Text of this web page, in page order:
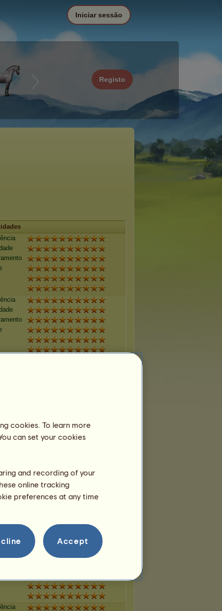
Registo
Iniciar sessão
cookies. To learn more
can set your cookies
and recording of your
online tracking
preferences at any time
Accept